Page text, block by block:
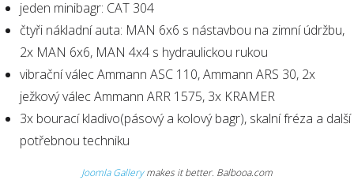
jeden minibagr: CAT 304
čtyři nákladní auta: MAN 6x6 s nástavbou na zimní údržbu,
2x MAN 6x6, MAN 4x4 s hydraulickou rukou
vibrační válec Ammann ASC 110, Ammann ARS 30, 2x
ježkový válec Ammann ARR 1575, 3x KRAMER
3x bourací kladivo(pásový a kolový bagr), skalní fréza a další
potřebnou techniku
Joomla Gallerymakes it better. Balbooa.com